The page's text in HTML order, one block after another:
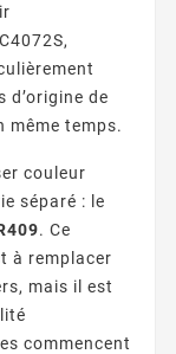
d’origine de
même temps.
couleur
séparé : le
. Ce
à remplacer
mais il est
commencent